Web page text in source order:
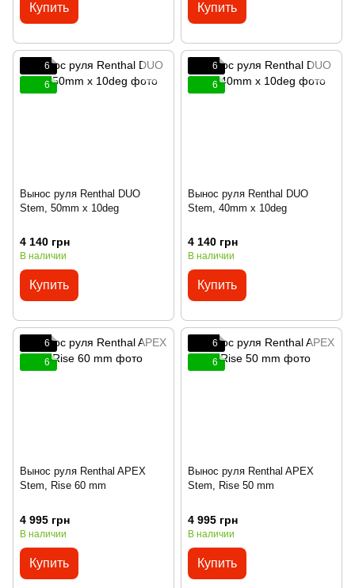
Купить Купить
6
6
Вынос руля Renthal DUO
Stem, 50mm x 10deg
4 140 грн
В наличии
Купить
6
6
Вынос руля Renthal DUO
Stem, 40mm x 10deg
4 140 грн
В наличии
Купить
6
6
Вынос руля Renthal APEX
Stem, Rise 60 mm
4 995 грн
В наличии
Купить
6
6
Вынос руля Renthal APEX
Stem, Rise 50 mm
4 995 грн
В наличии
Купить